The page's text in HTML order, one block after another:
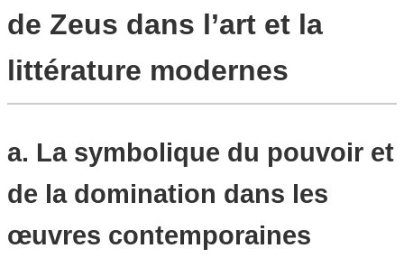
de Zeus dans l’art et la
littérature modernes
a. La symbolique du pouvoir et
de la domination dans les
œuvres contemporaines